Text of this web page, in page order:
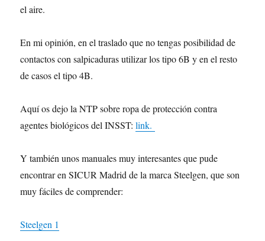
el aire.
En mi opinión, en el traslado que no tengas posibilidad de
contactos con salpicaduras utilizar los tipo 6B y en el resto
de casos el tipo 4B.
Aquí os dejo la NTP sobre ropa de protección contra
agentes biológicos del INSST:link.
Y también unos manuales muy interesantes que pude
encontrar en SICUR Madrid de la marca Steelgen, que son
muy fáciles de comprender:
Steelgen 1